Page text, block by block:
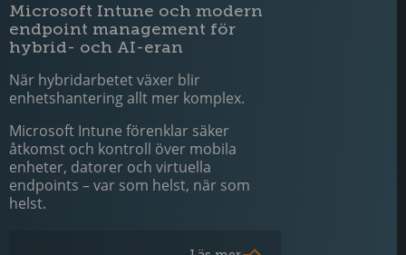
Microsoft Intune och modern
endpoint management för
hybrid- och AI-eran
När hybridarbetet växer blir
enhetshantering allt mer komplex.
Microsoft Intune förenklar säker
åtkomst och kontroll över mobila
enheter, datorer och virtuella
endpoints – var som helst, när som
helst.